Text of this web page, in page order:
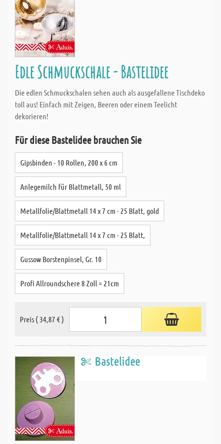
Edle Schmuckschale - Bastelidee
Die edlen Schmuckschalen sehen auch als ausgefallene Tischdeko
toll aus! Einfach mit Zeigen, Beeren oder einem Teelicht
dekorieren!
Für diese Bastelidee brauchen Sie
Gipsbinden - 10 Rollen, 200 x 6 cm
Anlegemilch für Blattmetall, 50 ml
Metallfolie/Blattmetall 14 x 7 cm - 25 Blatt, gold
Metallfolie/Blattmetall 14 x 7 cm - 25 Blatt,
Gussow Borstenpinsel, Gr. 10
Profi Allroundschere 8 Zoll = 21cm
Preis ( 34,87 € )
Bastelidee